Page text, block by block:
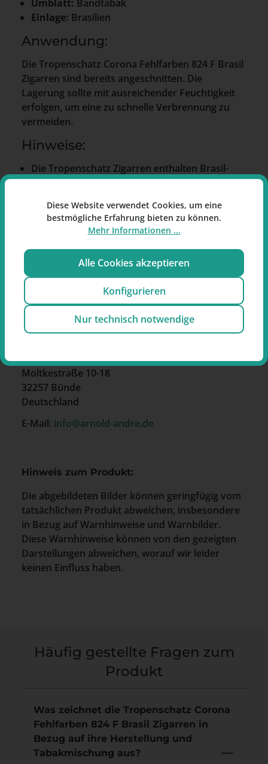
Umblatt: Bandtabak
Einlage: Brasilien
Anwendung:
Die Tropenschatz Corona Fehlfarben 824 F Brasil
Zigarren sind bereits angeschnitten. Die
Lagerung sollte mit ausreichender Feuchtigkeit
erfolgen, um eine zu schnelle Verbrennung zu
vermeiden.
Hinweise:
Die Tropenschatz Zigarren enthalten Brasil-
Tabake.
abweichen.
Tropenschatz Corona Fehlfarben 824 F
Brasil Zigarrenwerden in einer Kiste mit 50
Stück angeboten.
Hersteller
Arnold André GmbH
Moltkestraße 10-18
32257 Bünde
Deutschland
E-Mail: info@arnold-andre.de
Hinweis zum Produkt:
Die abgebildeten Bilder können geringfügig vom
tatsächlichen Produkt abweichen, insbesondere
in Bezug auf Warnhinweise und Warnbilder.
Diese Warnhinweise können von den gezeigten
Darstellungen abweichen, worauf wir leider
keinen Einfluss haben.
Häufig gestellte Fragen zum
Produkt
Was zeichnet die Tropenschatz Corona
Fehlfarben 824 F Brasil Zigarren in
Bezug auf ihre Herstellung und
Tabakmischung aus?
Diese Website verwendet Cookies, um eine
bestmögliche Erfahrung bieten zu können.
Mehr Informationen ...
Alle Cookies akzeptieren
Konfigurieren
Nur technisch notwendige